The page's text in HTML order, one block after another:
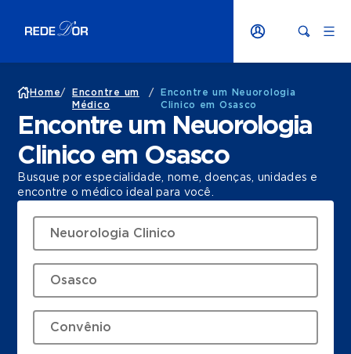
Home/
Encontre um
Médico
/
Encontre um Neuorologia
Clinico em Osasco
Encontre um Neuorologia
Clinico em Osasco
Busque por especialidade, nome, doenças, unidades e
encontre o médico ideal para você.